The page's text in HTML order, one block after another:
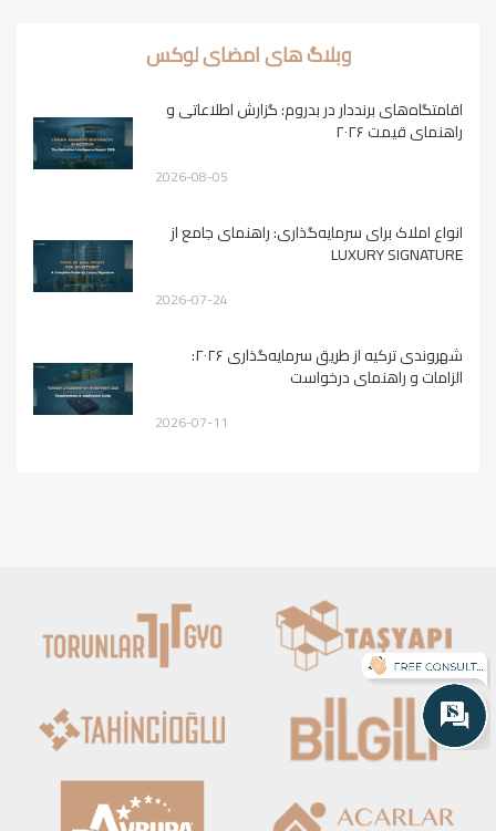
وبلاگ های امضای لوکس
اقامتگاه‌های برنددار در بدروم: گزارش اطلاعاتی و
راهنمای قیمت ۲۰۲۶
2026-08-05
انواع املاک برای سرمایه‌گذاری: راهنمای جامع از
LUXURY SIGNATURE
2026-07-24
شهروندی ترکیه از طریق سرمایه‌گذاری ۲۰۲۶:
الزامات و راهنمای درخواست
2026-07-11